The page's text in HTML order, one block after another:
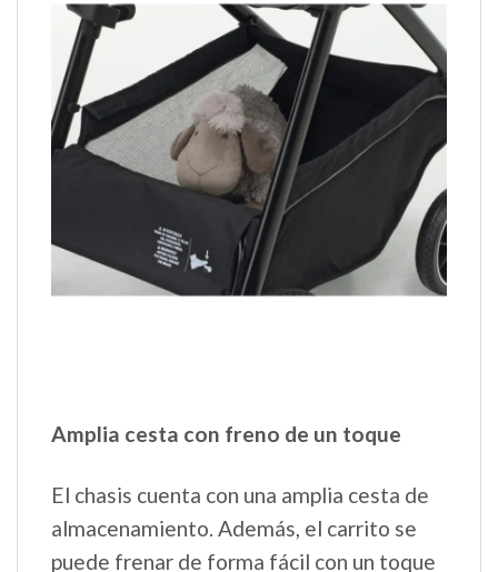
Amplia cesta con freno de un toque
El chasis cuenta con una amplia cesta de
almacenamiento. Además, el carrito se
puede frenar de forma fácil con un toque